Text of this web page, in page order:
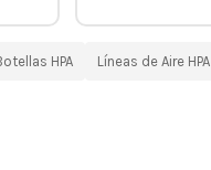
HPA Líneas de Aire HPA